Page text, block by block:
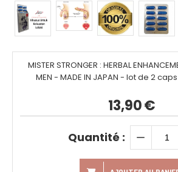
MISTER STRONGER : HERBAL
MEN - MADE IN JAPAN - lot de 2
13,90€
Quantité :